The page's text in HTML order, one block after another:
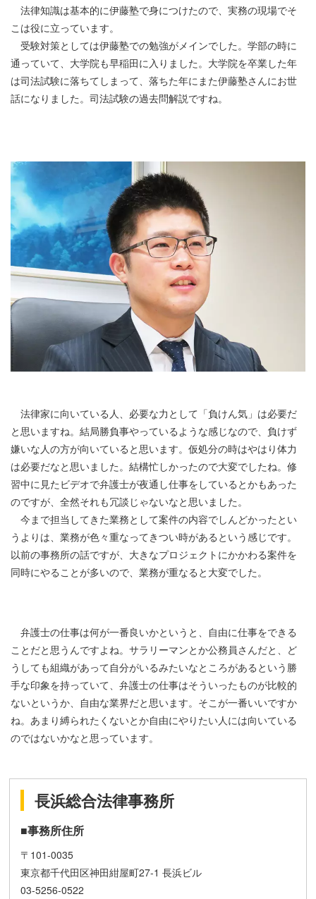
法律知識は基本的に伊藤塾で身につけたので、実務の現場でそ
こは役に立っています。
受験対策としては伊藤塾での勉強がメインでした。学部の時に
通っていて、大学院も早稲田に入りました。大学院を卒業した年
は司法試験に落ちてしまって、落ちた年にまた伊藤塾さんにお世
話になりました。司法試験の過去問解説ですね。
法律家に向いている人、必要な力として「負けん気」は必要だ
と思いますね。結局勝負事やっているような感じなので、負けず
嫌いな人の方が向いていると思います。仮処分の時はやはり体力
は必要だなと思いました。結構忙しかったので大変でしたね。修
習中に見たビデオで弁護士が夜通し仕事をしているとかもあった
のですが、全然それも冗談じゃないなと思いました。
今まで担当してきた業務として案件の内容でしんどかったとい
うよりは、業務が色々重なってきつい時があるという感じです。
以前の事務所の話ですが、大きなプロジェクトにかかわる案件を
同時にやることが多いので、業務が重なると大変でした。
弁護士の仕事は何が一番良いかというと、自由に仕事をできる
ことだと思うんですよね。サラリーマンとか公務員さんだと、ど
うしても組織があって自分がいるみたいなところがあるという勝
手な印象を持っていて、弁護士の仕事はそういったものが比較的
ないというか、自由な業界だと思います。そこが一番いいですか
ね。あまり縛られたくないとか自由にやりたい人には向いている
のではないかなと思っています。
長浜総合法律事務所
■事務所住所
〒101-0035
東京都千代田区神田紺屋町27-1 長浜ビル
03-5256-0522